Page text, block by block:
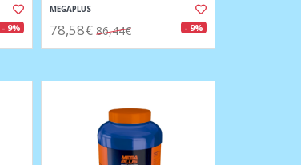
- 9%
MEGAPLUS
78,58€ 86,44€ - 9%